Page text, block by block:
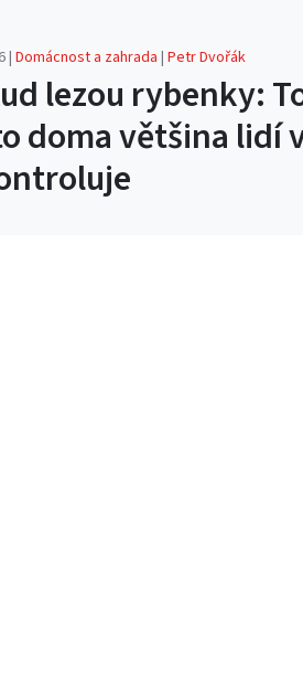
| Domácnost a zahrada | Petr Dvořák
lezou rybenky:
doma většina lidí